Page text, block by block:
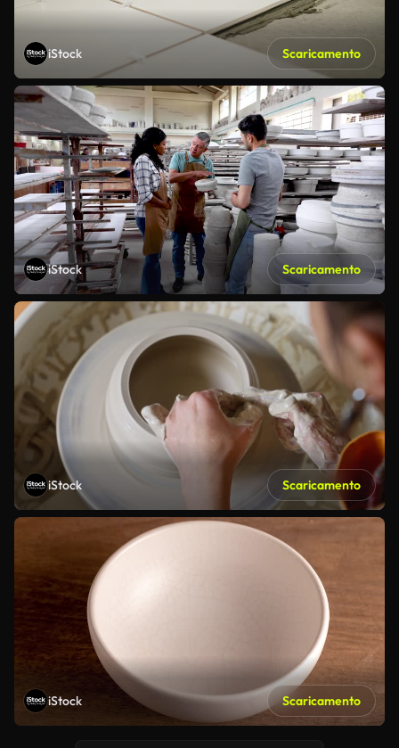
iStock Scaricamento
iStock Scaricamento
iStock Scaricamento
iStock Scaricamento